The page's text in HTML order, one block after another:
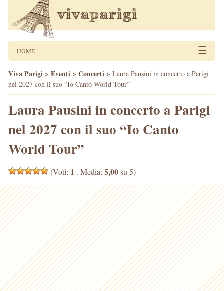
HOME ☰
Viva Parigi > Eventi > Concerti > Laura Pausini in concerto a Parigi
nel 2027 con il suo “Io Canto World Tour”
Laura Pausini in concerto a Parigi
nel 2027 con il suo “Io Canto
World Tour”
(Voti: 1 . Media: 5,00su 5)